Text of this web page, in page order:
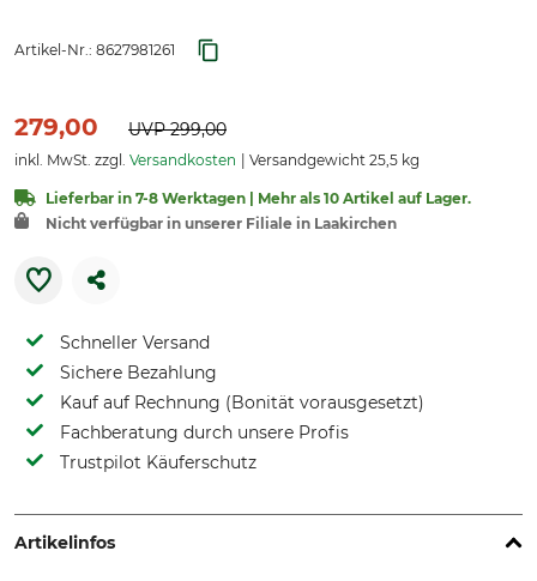
Artikel-Nr.: 8627981261
279,00 UVP299,00
inkl. MwSt. zzgl. Versandkosten Versandgewicht 25,5 kg
Lieferbar in 7-8 Werktagen | Mehr als 10 Artikel auf Lager.
Nicht verfügbar in unserer Filiale in Laakirchen
Schneller Versand
Sichere Bezahlung
Kauf auf Rechnung (Bonität vorausgesetzt)
Fachberatung durch unsere Profis
Trustpilot Käuferschutz
Artikelinfos